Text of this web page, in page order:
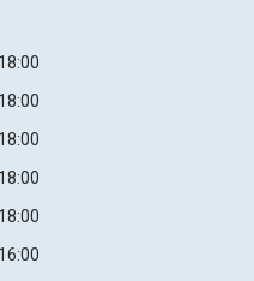
18:00
18:00
18:00
18:00
18:00
16:00